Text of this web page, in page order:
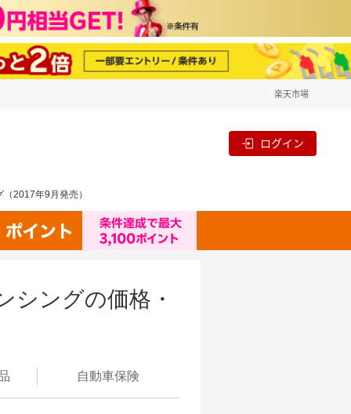
楽天市場
ログイン
2017年9月発売）
シングの価格・
自動車保険